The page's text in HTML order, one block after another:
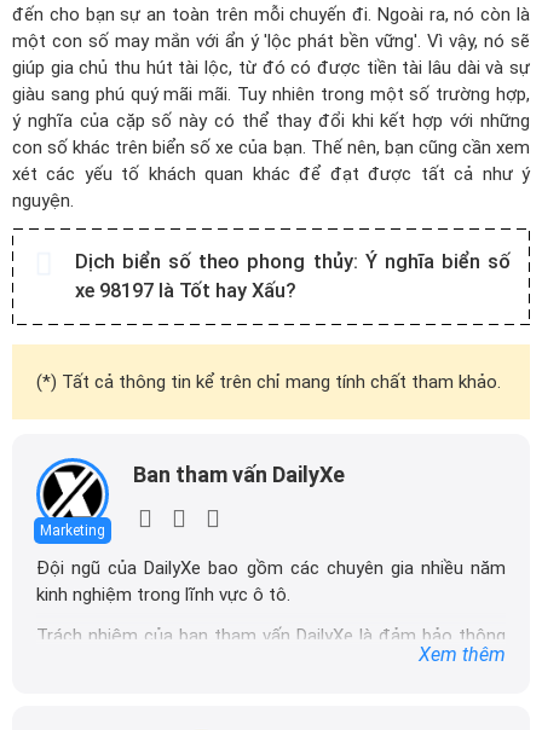
đến cho bạn sự an toàn trên mỗi chuyến đi. Ngoài ra, nó còn là
một con số may mắn với ẩn ý 'lộc phát bền vững'. Vì vậy, nó sẽ
giúp gia chủ thu hút tài lộc, từ đó có được tiền tài lâu dài và sự
giàu sang phú quý mãi mãi. Tuy nhiên trong một số trường hợp,
ý nghĩa của cặp số này có thể thay đổi khi kết hợp với những
con số khác trên biển số xe của bạn. Thế nên, bạn cũng cần xem
xét các yếu tố khách quan khác để đạt được tất cả như ý
nguyện.
Dịch biển số theo phong thủy: Ý nghĩa biển số
xe 98197 là Tốt hay Xấu?
(*) Tất cả thông tin kể trên chỉ mang tính chất tham khảo.
Marketing
Ban tham vấn DailyXe
Đội ngũ của DailyXe bao gồm các chuyên gia nhiều năm
kinh nghiệm trong lĩnh vực ô tô.
Trách nhiệm của ban tham vấn DailyXe là đảm bảo thông
tin chính xác được đăng tải trên dailyxe.com.vn, thường
Xem thêm